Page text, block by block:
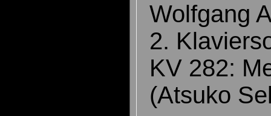
Wolfgang
2.
KV 282:
(Atsuko